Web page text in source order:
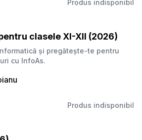
Produs indisponibil
clasele XI-XII (2026)
și pregătește-te pentru
cu InfoAs.
Produs indisponibil